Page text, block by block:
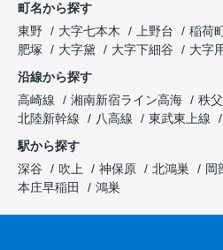
町名から探す
東野
大字七本木 上野台 稲荷
肥塚
大字黛 大字下細谷
大字
沿線から探す
高崎線
湘南新宿ライン高海 秩
北陸新幹線
八高線 東武東上線
駅から探す
深谷
吹上 神保原 北鴻巣 岡
本庄早稲田
鴻巣